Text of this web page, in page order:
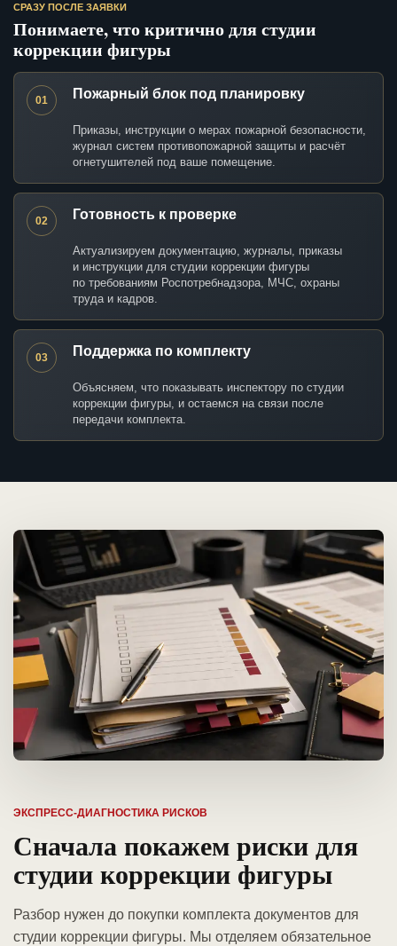
СРАЗУ ПОСЛЕ ЗАЯВКИ
Понимаете, что критично для студии
коррекции фигуры
01 Пожарный блок под планировку
Приказы, инструкции о мерах пожарной безопасности,
журнал систем противопожарной защиты и расчёт
огнетушителей под ваше помещение.
02 Готовность к проверке
Актуализируем документацию, журналы, приказы
и инструкции для студии коррекции фигуры
по требованиям Роспотребнадзора, МЧС, охраны
труда и кадров.
03 Поддержка по комплекту
Объясняем, что показывать инспектору по студии
коррекции фигуры, и остаемся на связи после
передачи комплекта.
ЭКСПРЕСС-ДИАГНОСТИКА РИСКОВ
Сначала покажем риски для
студии коррекции фигуры
Разбор нужен до покупки комплекта документов для
студии коррекции фигуры. Мы отделяем обязательное